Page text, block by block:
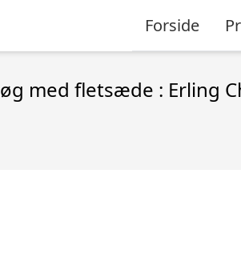
Forside
med fletsæde : Erling